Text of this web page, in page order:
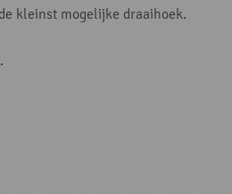
kleinst mogelijke draaihoek.